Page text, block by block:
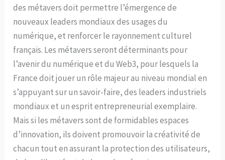
des métavers doit permettre l’émergence de
nouveaux leaders mondiaux des usages du
numérique, et renforcer le rayonnement culturel
français. Les métavers seront déterminants pour
l’avenir du numérique et du Web3, pour lesquels la
France doit jouer un rôle majeur au niveau mondial en
s’appuyant sur un savoir-faire, des leaders industriels
mondiaux et un esprit entrepreneurial exemplaire.
Mais si les métavers sont de formidables espaces
d’innovation, ils doivent promouvoir la créativité de
chacun tout en assurant la protection des utilisateurs,